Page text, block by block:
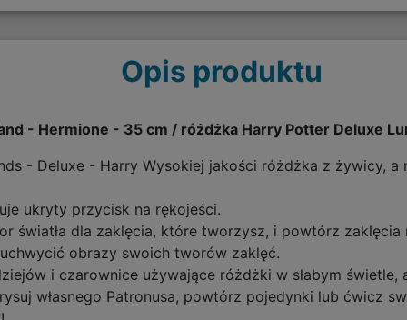
Opis produktu
- Hermione - 35 cm / różdżka Harry Potter Deluxe
- Deluxe - Harry Wysokiej jakości różdżka z żywicy, a
ukryty przycisk na rękojeści.
światła dla zaklęcia, które tworzysz, i powtórz
obrazy swoich tworów zaklęć.
i czarownice używające różdżki w słabym świetle,
własnego Patronusa, powtórz pojedynki lub ćwicz